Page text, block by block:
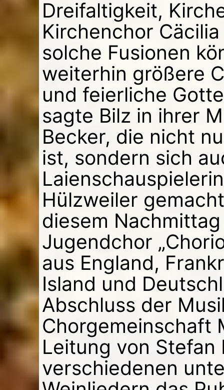
Dreifaltigkeit,
Kirchenchor
solche Fusionen
weiterhin größere
und feierliche
sagte Bilz in ihrer
Becker, die nicht
ist, sondern sich
Hülzweiler
diesem
Jugendchor
aus England,
Island und
Abschluss der
Chorgemeinschaft
Leitung von Stefan
verschiedenen